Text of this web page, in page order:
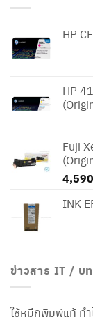
HP
HP
Fuji
INK
ข่าวสาร IT / บ
ใช้หมึกพิมพ์แท้ ทำ